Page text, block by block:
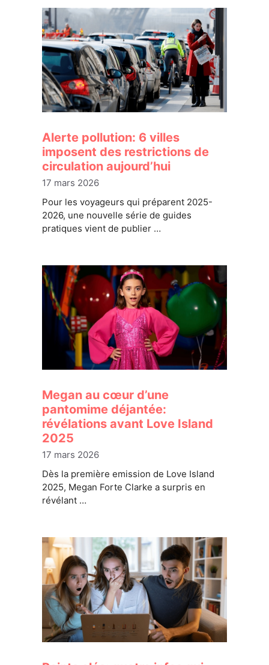
Alerte pollution: 6 villes
imposent des restrictions de
circulation aujourd’hui
17 mars 2026
Pour les voyageurs qui préparent 2025-
2026, une nouvelle série de guides
pratiques vient de publier …
Megan au cœur d’une
pantomime déjantée:
révélations avant Love Island
2025
17 mars 2026
Dès la première emission de Love Island
2025, Megan Forte Clarke a surpris en
révélant …